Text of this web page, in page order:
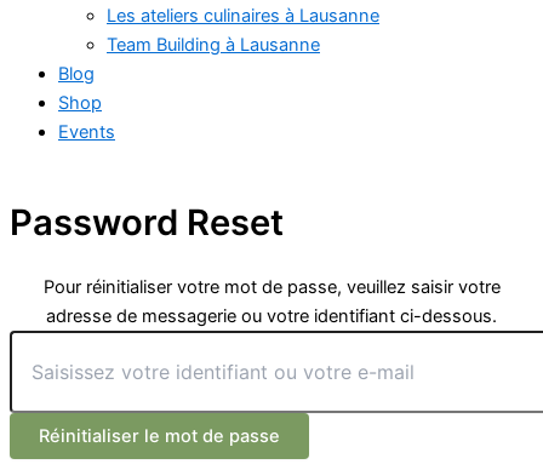
Les ateliers culinaires à Lausanne
Team Building à Lausanne
Blog
Shop
Events
Password Reset
Pour réinitialiser votre mot de passe, veuillez saisir votre
adresse de messagerie ou votre identifiant ci-dessous.